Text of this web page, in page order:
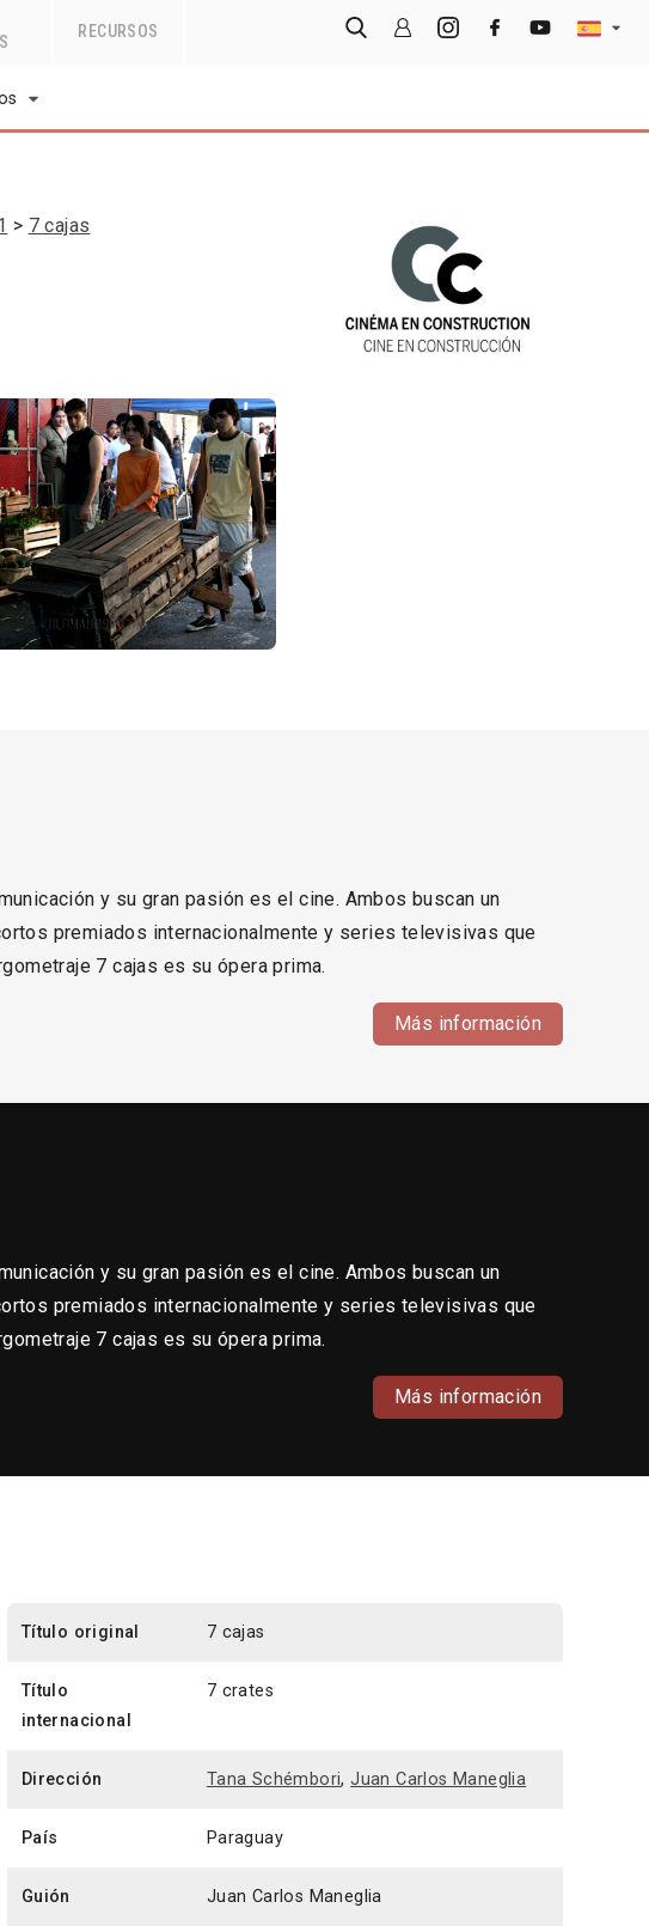
RECURSOS
7 cajas
y su gran pasión es el cine. Ambos buscan un
premiados internacionalmente y series televisivas que
7 cajas es su ópera prima.
Más información
y su gran pasión es el cine. Ambos buscan un
premiados internacionalmente y series televisivas que
7 cajas es su ópera prima.
Más información
Título original 7 cajas
Título
internacional
7 crates
Dirección Tana Schémbori,Juan Carlos Maneglia
País Paraguay
Guión Juan Carlos Maneglia